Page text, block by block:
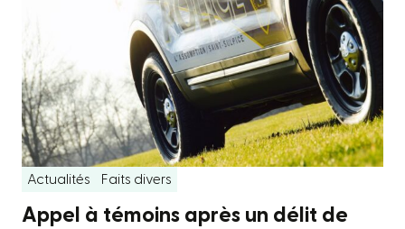
Actualités Faits divers
Appel à témoins après un délit de